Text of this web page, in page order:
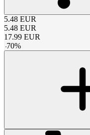
5.48 EUR
5.48 EUR
17.99 EUR
-70%